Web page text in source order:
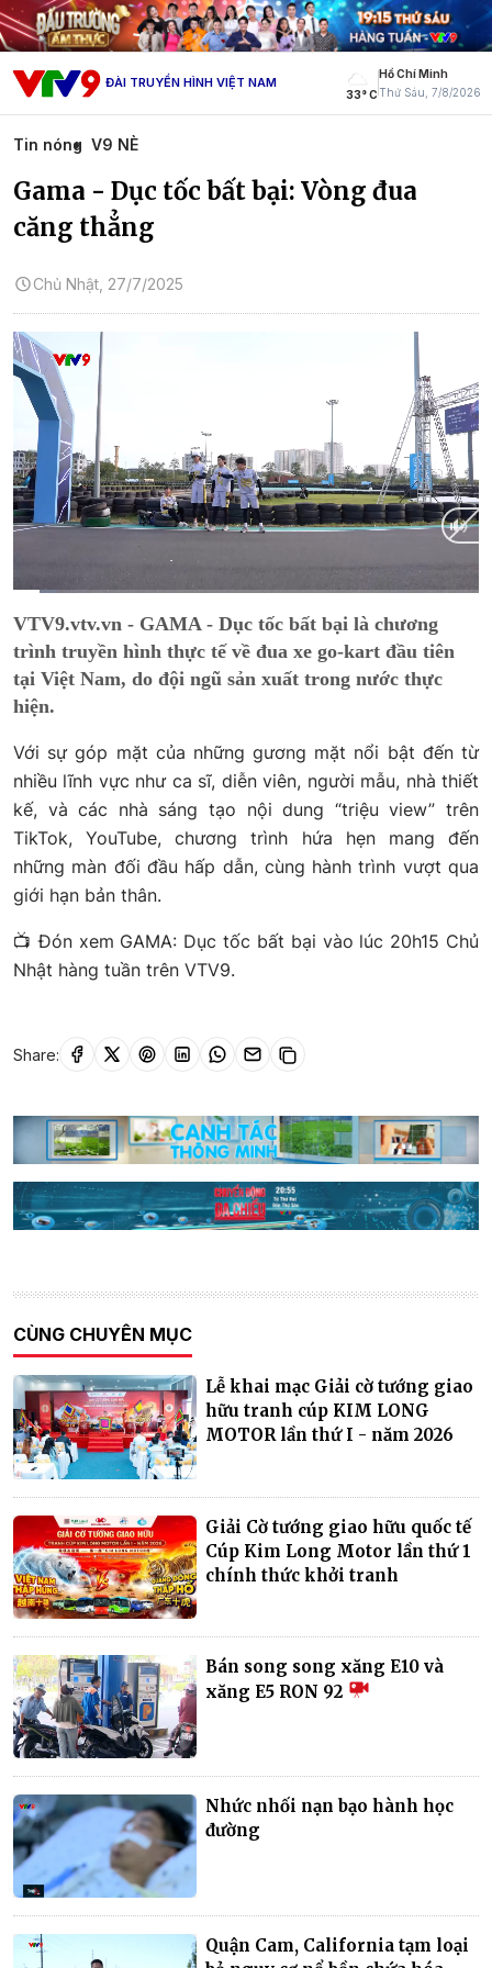
ĐÀI TRUYỀN HÌNH VIỆT NAM
33° C
Hồ Chí Minh
Thứ Sáu, 7/8/2026
Tin nóng V9 NÈ
Gama - Dục tốc bất bại: Vòng đua
căng thẳng
Chủ Nhật, 27/7/2025
Time
VTV9.vtv.vn - GAMA - Dục tốc bất bại là chương
trình truyền hình thực tế về đua xe go-kart đầu tiên
tại Việt Nam, do đội ngũ sản xuất trong nước thực
hiện.
Với sự góp mặt của những gương mặt nổi bật đến từ
nhiều lĩnh vực như ca sĩ, diễn viên, người mẫu, nhà thiết
kế, và các nhà sáng tạo nội dung “triệu view” trên
TikTok, YouTube, chương trình hứa hẹn mang đến
những màn đối đầu hấp dẫn, cùng hành trình vượt qua
giới hạn bản thân.
📺 Đón xem GAMA: Dục tốc bất bại vào lúc 20h15 Chủ
Nhật hàng tuần trên VTV9.
Share:
CÙNG CHUYÊN MỤC
Lễ khai mạc Giải cờ tướng giao
hữu tranh cúp KIM LONG
MOTOR lần thứ I - năm 2026
Giải Cờ tướng giao hữu quốc tế
Cúp Kim Long Motor lần thứ 1
chính thức khởi tranh
Bán song song xăng E10 và
xăng E5 RON 92
Nhức nhối nạn bạo hành học
đường
Quận Cam, California tạm loại